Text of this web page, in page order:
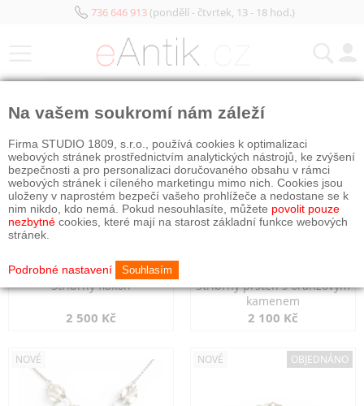
736 646 913(pondělí - čtvrtek, 13 - 18 hod.)
Stříbrný flakon
2 500 Kč
Stříbrný prsten s oranžovým
kamenem
2 100 Kč
NOVÉ NOVÉ OBJEDNÁNO
Na vašem soukromí nám záleží
Firma STUDIO 1809, s.r.o., používá cookies k optimalizaci
webových stránek prostřednictvím analytických nástrojů, ke zvýšení
bezpečnosti a pro personalizaci doručovaného obsahu v rámci
webových stránek i cíleného marketingu mimo nich. Cookies jsou
uloženy v naprostém bezpečí vašeho prohlížeče a nedostane se k
nim nikdo, kdo nemá. Pokud nesouhlasíte, můžete povolit pouze
nezbytné cookies, které mají na starost základní funkce webových
stránek.
Podrobné nastavení Souhlasím